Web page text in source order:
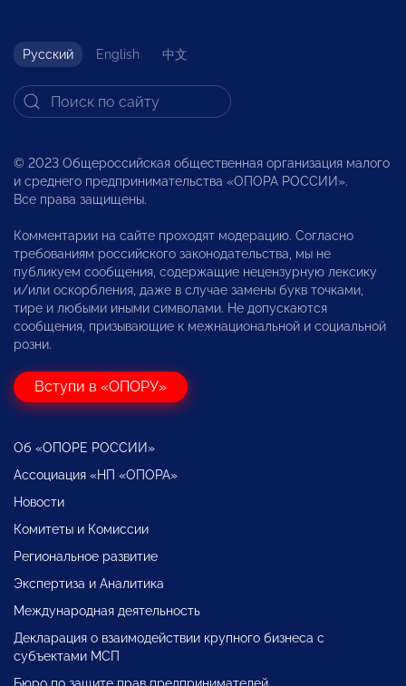
Русский English 中文
© 2023 Общероссийская общественная организация малого
и среднего предпринимательства «ОПОРА РОССИИ».
Все права защищены.
Комментарии на сайте проходят модерацию. Согласно
требованиям российского законодательства, мы не
публикуем сообщения, содержащие нецензурную лексику
и/или оскорбления, даже в случае замены букв точками,
тире и любыми иными символами. Не допускаются
сообщения, призывающие к межнациональной и социальной
розни.
Вступи в «ОПОРУ»
Об «ОПОРЕ РОССИИ»
Ассоциация «НП «ОПОРА»
Новости
Комитеты и Комиссии
Региональное развитие
Экспертиза и Аналитика
Международная деятельность
Декларация о взаимодействии крупного бизнеса с
субъектами МСП